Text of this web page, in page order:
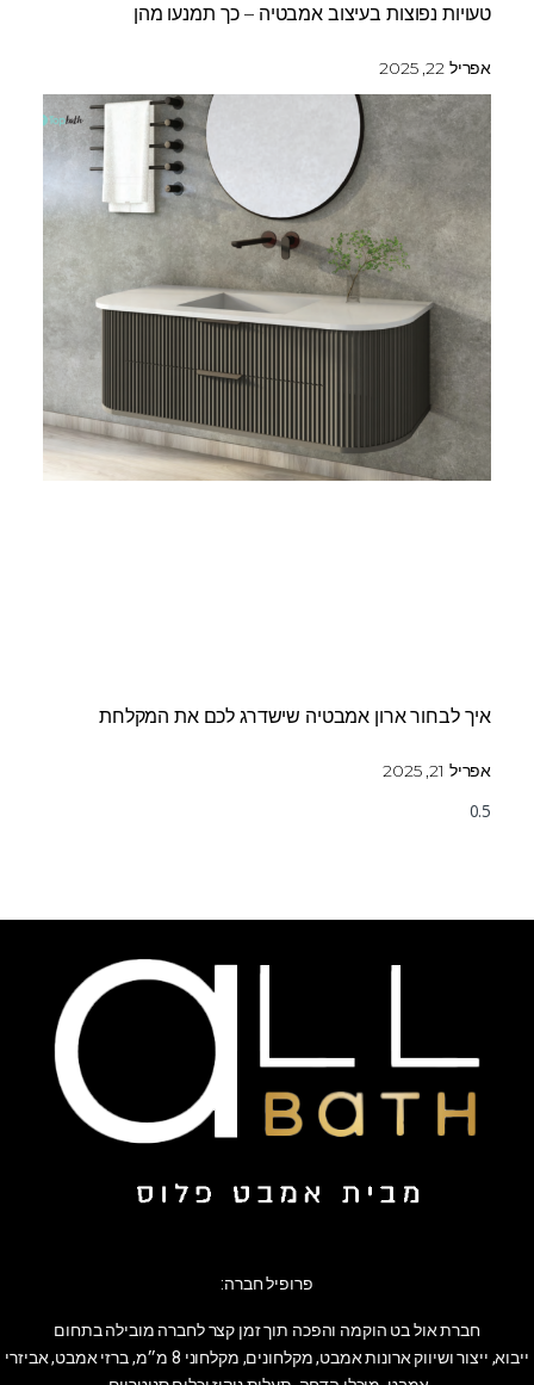
טעויות נפוצות בעיצוב אמבטיה – כך תמנעו מהן
אפריל 22, 2025
איך לבחור ארון אמבטיה שישדרג לכם את המקלחת
אפריל 21, 2025
פרופיל חברה:
חברת אול בט הוקמה והפכה תוך זמן קצר לחברה מובילה בתחום
ייבוא, ייצור ושיווק ארונות אמבט, מקלחונים, מקלחוני 8 מ״מ, ברזי אמבט, אביזרי